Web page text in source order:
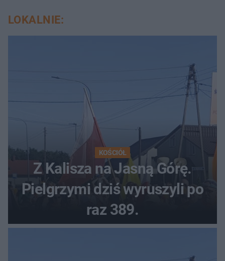
LOKALNIE:
KOŚCIÓŁ
Z Kalisza na Jasną Górę.
Pielgrzymi dziś wyruszyli po
raz 389.